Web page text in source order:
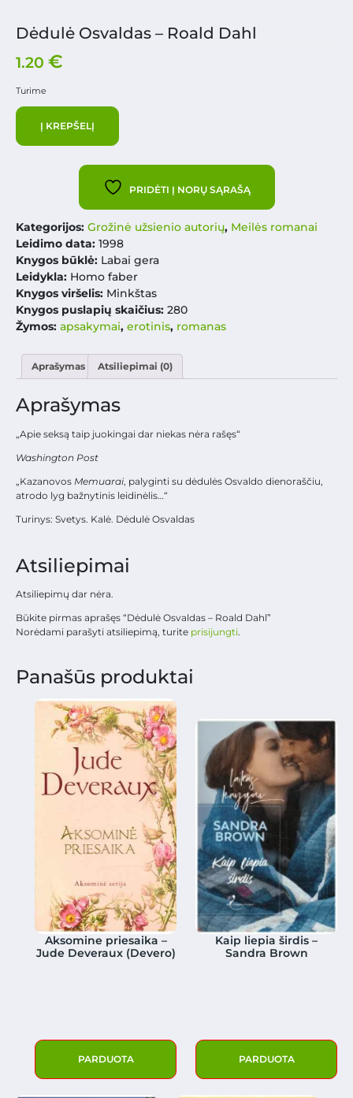
Dėdulė Osvaldas – Roald Dahl
1.20 €
Turime
Į KREPŠELĮ
PRIDĖTI Į NORŲ SĄRAŠĄ
Kategorijos: Grožinė užsienio autorių, Meilės romanai
Leidimo data: 1998
Knygos būklė: Labai gera
Leidykla: Homo faber
Knygos viršelis: Minkštas
Knygos puslapių skaičius: 280
Žymos: apsakymai, erotinis, romanas
Aprašymas Atsiliepimai (0)
Aprašymas
„Apie seksą taip juokingai dar niekas nėra rašęs“
Washington Post
„Kazanovos Memuarai, palyginti su dėdulės Osvaldo dienoraščiu,
atrodo lyg bažnytinis leidinėlis…“
Turinys: Svetys. Kalė. Dėdulė Osvaldas
Atsiliepimai
Atsiliepimų dar nėra.
Būkite pirmas aprašęs “Dėdulė Osvaldas – Roald Dahl”
Norėdami parašyti atsiliepimą, turite prisijungti.
Panašūs produktai
Aksomine priesaika –
Jude Deveraux (Devero)
PARDUOTA
Kaip liepia širdis –
Sandra Brown
PARDUOTA